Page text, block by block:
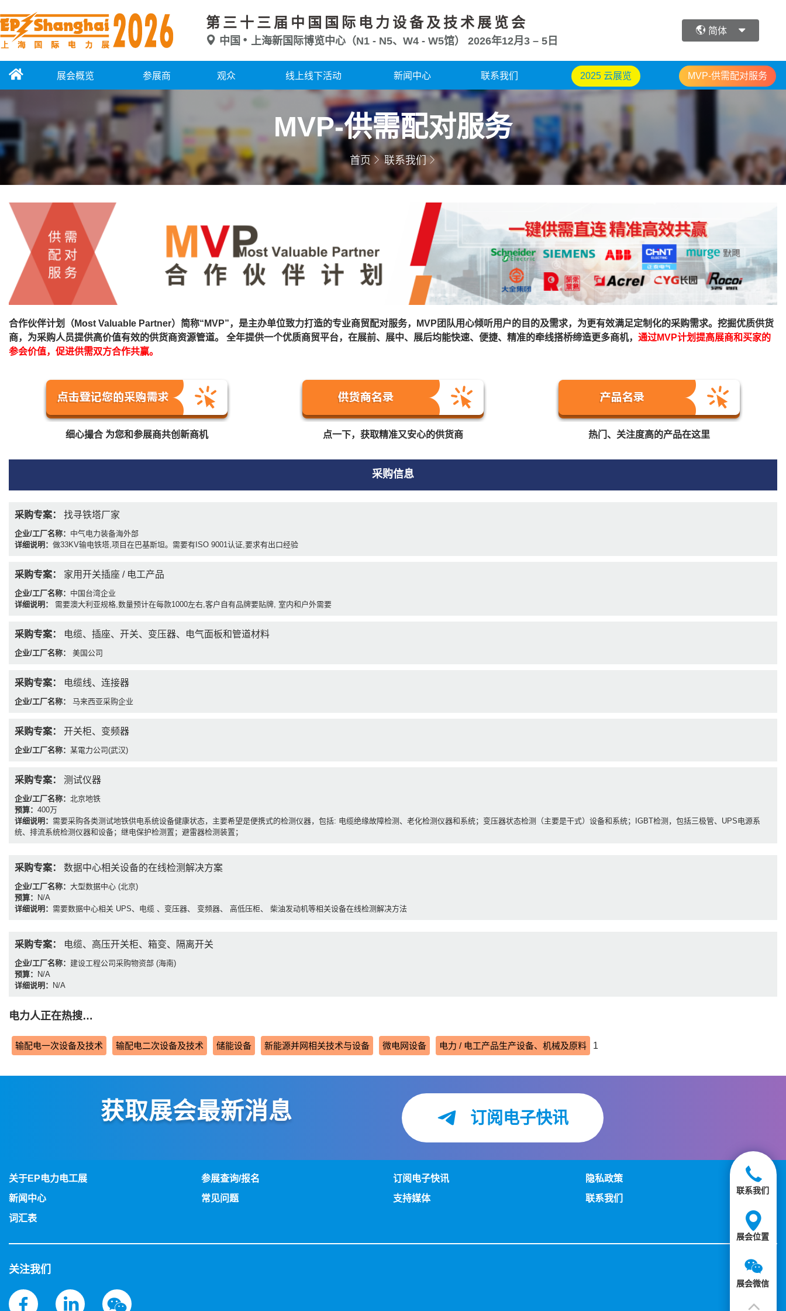
第三十三届中国国际电力设备及技术展览会
中国 上海新国际博览中心（N1 - N5、W4 - W5馆） 2026年12月3 – 5日
简体
展会概览 参展商 观众 线上线下活动 新闻中心 联系我们 2025 云展览 MVP-供需配对服务
MVP-供需配对服务
首页 联系我们
合作伙伴计划（Most Valuable Partner）简称“MVP”，是主办单位致力打造的专业商贸配对服务，MVP团队用心倾听用户的目的及需求，为更有效满足定制化的采购需求。挖掘优质供货
商，为采购人员提供高价值有效的供货商资源管道。 全年提供一个优质商贸平台，在展前、展中、展后均能快速、便捷、精准的牵线搭桥缔造更多商机， 通过MVP计划提高展商和买家的
参会价值，促进供需双方合作共赢。
细心撮合 为您和参展商共创新商机 点一下，获取精准又安心的供货商 热门、关注度高的产品在这里
采购信息
采购专案： 找寻铁塔厂家
企业/工厂名称： 中气电力装备海外部
详细说明： 做33KV输电铁塔,项目在巴基斯坦。需要有ISO 9001认证,要求有出口经验
采购专案： 家用开关插座 / 电工产品
企业/工厂名称： 中国台湾企业
详细说明：
需要澳大利亚规格,数量预计在每款1000左右,客户自有品牌要贴牌, 室内和户外需要
采购专案： 电缆、插座、开关、变压器、电气面板和管道材料
企业/工厂名称： 美国公司
采购专案： 电缆线、连接器
企业/工厂名称： 马来西亚采购企业
采购专案： 开关柜、变频器
企业/工厂名称： 某電力公司(武汉)
采购专案： 测试仪器
企业/工厂名称： 北京地铁
预算： 400万
详细说明： 需要采购各类测试地铁供电系统设备健康状态，主要希望是便携式的检测仪器，包括: 电缆绝缘故障检测、老化检测仪器和系统；变压器状态检测（主要是干式）设备和系统；IGBT检测，包括三极管、UPS电源系
统、排流系统检测仪器和设备；继电保护检测置；避雷器检测装置；
采购专案： 数据中心相关设备的在线检测解决方案
企业/工厂名称： 大型数据中心 (北京)
预算：
N/A
详细说明： 需要数据中心相关 UPS、电缆 、变压器、 变频器、 高低压柜、 柴油发动机等相关设备在线检测解决方法
采购专案： 电缆、高压开关柜、箱变、隔离开关
企业/工厂名称： 建设工程公司采购物资部 (海南)
预算：
N/A
详细说明：
N/A
电力人正在热搜…
输配电一次设备及技术 输配电二次设备及技术 储能设备 新能源并网相关技术与设备 微电网设备 电力 / 电工产品生产设备、机械及原料 1
获取展会最新消息 订阅电子快讯
关于EP电力电工展
新闻中心
词汇表
参展查询/报名
常见问题
订阅电子快讯
支持媒体
隐私政策
联系我们
关注我们
联系我们
展会位置
展会微信